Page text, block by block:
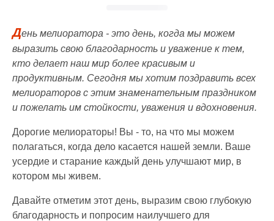
День мелиоратора - это день, когда мы можем
выразить свою благодарность и уважение к тем,
кто делает наш мир более красивым и
продуктивным. Сегодня мы хотим поздравить всех
мелиораторов с этим знаменательным праздником
и пожелать им стойкости, уважения и вдохновения.
Дорогие мелиораторы! Вы - то, на что мы можем
полагаться, когда дело касается нашей земли. Ваше
усердие и старание каждый день улучшают мир, в
котором мы живем.
Давайте отметим этот день, выразим свою глубокую
благодарность и попросим наилучшего для